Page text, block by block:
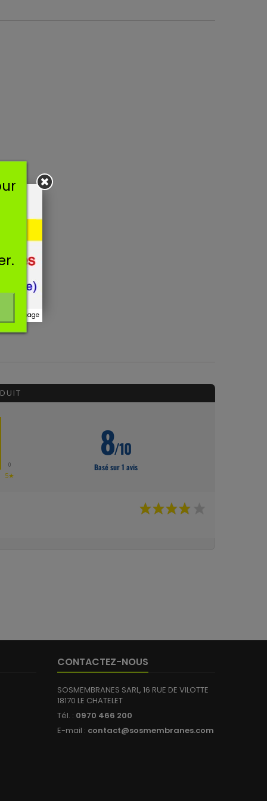
0
5★
8/10
Basé sur 1 avis
CONTACTEZ-NOUS
SOSMEMBRANES SARL, 16 RUE DE VILOTTE
18170 LE CHATELET
Tél. : 0970 466 200
E-mail : contact@sosmembranes.com
message